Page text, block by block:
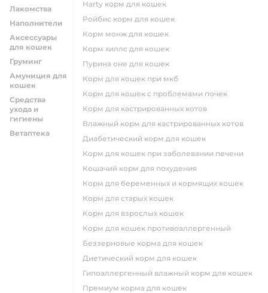
Лакомства
Наполнители
Аксессуары
для кошек
Груминг
Амуниция для
кошек
Средства
ухода и
гигиены
Ветаптека
harty корм для кошек
ройбис корм для кошек
корм монж для кошек
корм хиллс для кошек
пурина оне для кошек
корм для кошек при мкб
корм для кошек с проблемами почек
Корм для кастрированных котов
влажный корм для кастрированных котов
диабетический корм для кошек
корм для кошек при заболевании печени
кошачий корм для похудения
корм для беременных и кормящих кошек
корм для старых кошек
корм для взрослых кошек
корм для кошек противоаллергенный
беззерновые корма для кошек
диетический корм для кошек
гипоаллергенный влажный корм для кошек
премиум корма для кошек